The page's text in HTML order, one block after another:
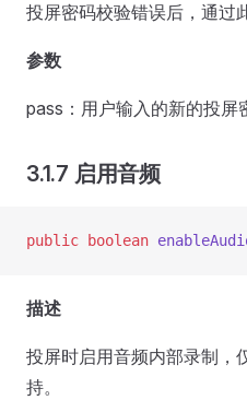
投屏密码校验错误后，通过
参数
pass：用户输入的新的投屏
3.1.7 启用音频
public boolean
描述
投屏时启用音频内部录制，
持。